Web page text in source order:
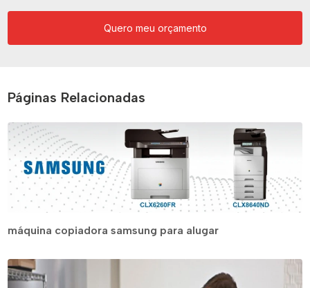
Quero meu orçamento
Páginas Relacionadas
máquina copiadora samsung para alugar